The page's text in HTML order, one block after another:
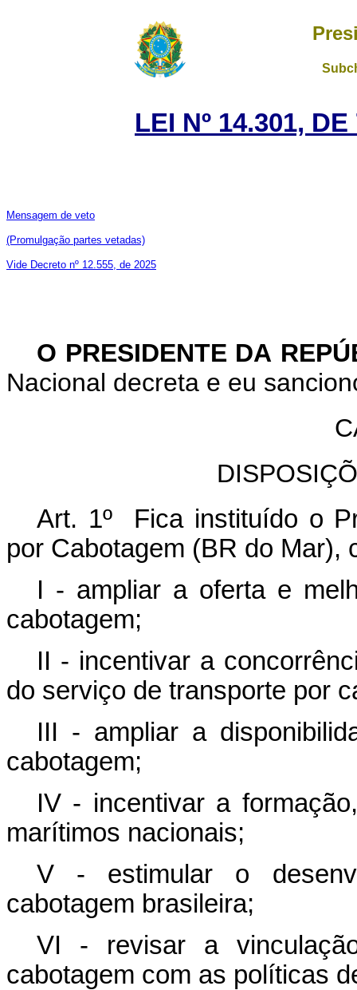
LEI Nº 14.301,
Mensagem de veto
(Promulgação partes vetadas)
Vide Decreto nº 12.555, de 2025
O PRESIDENTE DA
Nacional decreta e eu
Art. 1º Fica instituído o
por Cabotagem (BR do Mar),
I - ampliar a oferta e
cabotagem;
II - incentivar a
do serviço de transporte por
III - ampliar a
cabotagem;
IV - incentivar a
marítimos nacionais;
V - estimular o
cabotagem brasileira;
VI - revisar a
cabotagem com as políticas